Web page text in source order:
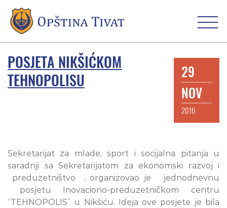
POSJETA NIKŠIĆKOM
TEHNOPOLISU
29
NOV
2016
Sekretarijat za mlade, sport i socijalna pitanja u
saradnji sa Sekretarijatom za ekonomski razvoj i
preduzetništvo , organizovao je jednodnevnu
posjetu Inovaciono-preduzetničkom centru
“TEHNOPOLIS” u Nikšiću. Ideja ove posjete je bila